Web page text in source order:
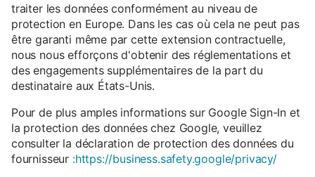
traiter les données conformément au niveau de
protection en Europe. Dans les cas où cela ne peut pas
être garanti même par cette extension contractuelle,
nous nous efforçons d'obtenir des réglementations et
des engagements supplémentaires de la part du
destinataire aux États-Unis.
Pour de plus amples informations sur Google Sign-In et
la protection des données chez Google, veuillez
consulter la déclaration de protection des données du
fournisseur :https://business.safety.google/privacy/